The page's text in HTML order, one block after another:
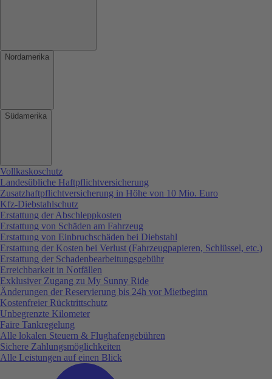
Nordamerika
Südamerika
Vollkaskoschutz
Landesübliche Haftpflichtversicherung
Zusatzhaftpflichtversicherung in Höhe von 10 Mio. Euro
Kfz-Diebstahlschutz
Erstattung der Abschleppkosten
Erstattung von Schäden am Fahrzeug
Erstattung von Einbruchschäden bei Diebstahl
Erstattung der Kosten bei Verlust (Fahrzeugpapieren, Schlüssel, etc.)
Erstattung der Schadenbearbeitungsgebühr
Erreichbarkeit in Notfällen
Exklusiver Zugang zu My Sunny Ride
Änderungen der Reservierung bis 24h vor Mietbeginn
Kostenfreier Rücktrittschutz
Unbegrenzte Kilometer
Faire Tankregelung
Alle lokalen Steuern & Flughafengebühren
Sichere Zahlungsmöglichkeiten
Alle Leistungen auf einen Blick